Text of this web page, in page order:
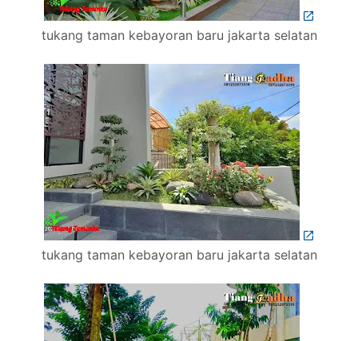
tukang taman kebayoran baru jakarta selatan
tukang taman kebayoran baru jakarta selatan